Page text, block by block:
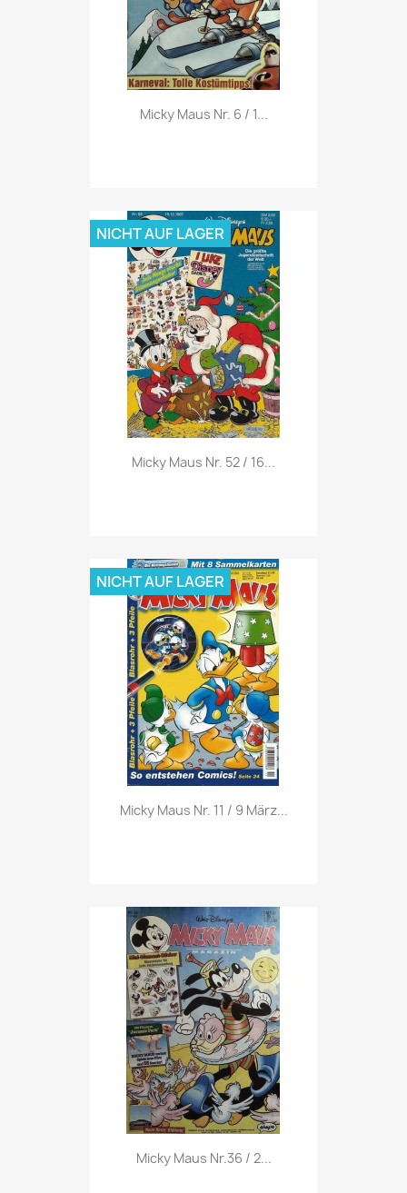
Vorschau
Micky Maus Nr. 6 / 1...
Vorschau
Micky Maus Nr. 52 / 16...
NICHT AUF LAGER
Vorschau
Micky Maus Nr. 11 / 9 März...
NICHT AUF LAGER
Vorschau
Micky Maus Nr.36 / 2...